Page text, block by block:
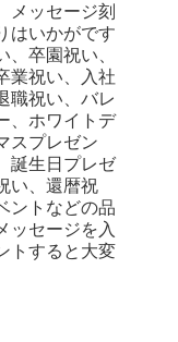
メッセージ刻
はいかがです
、卒園祝い、
業祝い、入社
職祝い、バレ
、ホワイトデ
スプレゼン
誕生日プレゼ
い、還暦祝
ントなどの品
ッセージを入
トすると大変